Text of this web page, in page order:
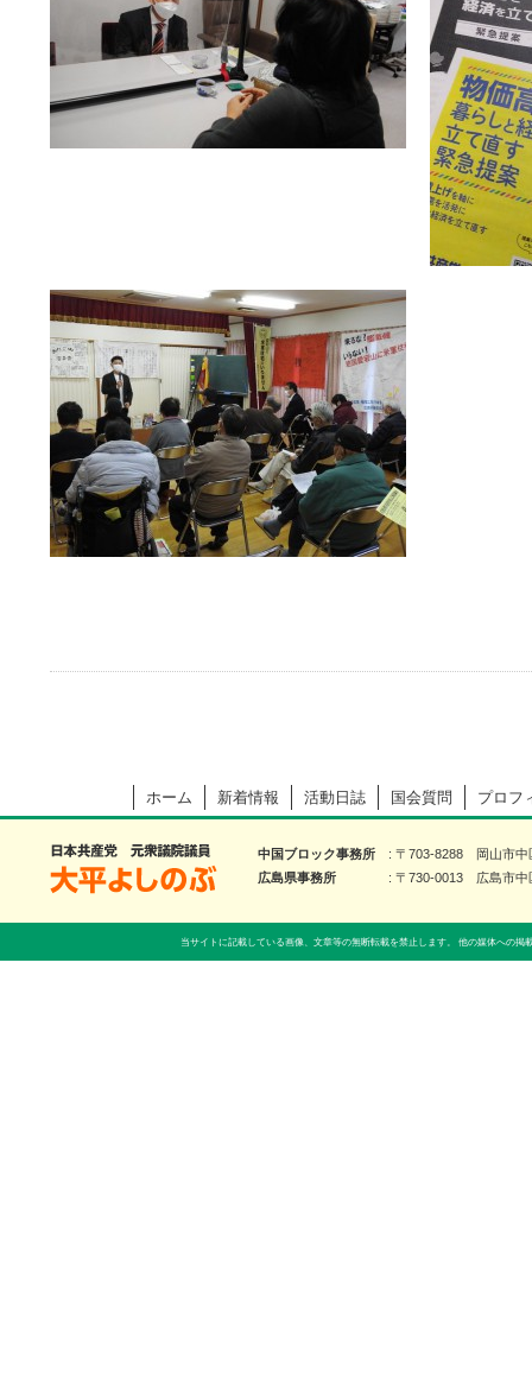
ホーム 新着情報 活動日誌 国会質問 プロフ
大平よしのぶ 日本共産党 前衆議院議員
中国ブロック事務所
〒703-8288 岡山市中
広島県事務所
〒730-0013 広島市中
当サイトに記載している画像、文章等の無断転載を禁止します。 他の媒体への掲